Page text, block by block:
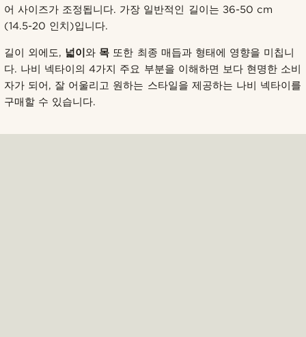
어 사이즈가 조정됩니다. 가장 일반적인 길이는 36-50 cm
(14.5-20 인치)입니다.
길이 외에도, 넓이와 목 또한 최종 매듭과 형태에 영향을 미칩니
다. 나비 넥타이의 4가지 주요 부분을 이해하면 보다 현명한 소비
자가 되어, 잘 어울리고 원하는 스타일을 제공하는 나비 넥타이를
구매할 수 있습니다.